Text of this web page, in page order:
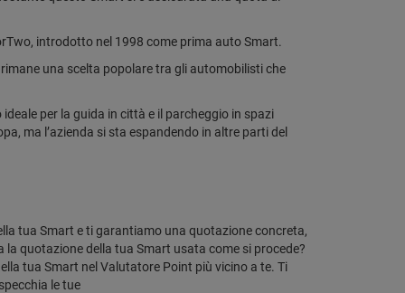
introdotto nel 1998 come prima auto Smart.
una scelta popolare tra gli automobilisti che
per la guida in città e il parcheggio in spazi
ma l’azienda si sta espandendo in altre parti del
tua Smart e ti garantiamo una quotazione concreta,
quotazione della tua Smart usata come si procede?
tua Smart nel Valutatore Point più vicino a te. Ti
le tue